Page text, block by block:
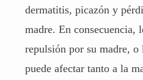
dermatitis, picazón y
madre. En consecuencia,
repulsión por su madre,
puede afectar tanto a la